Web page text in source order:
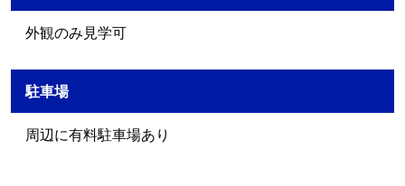
外観のみ見学可
駐車場
周辺に有料駐車場あり